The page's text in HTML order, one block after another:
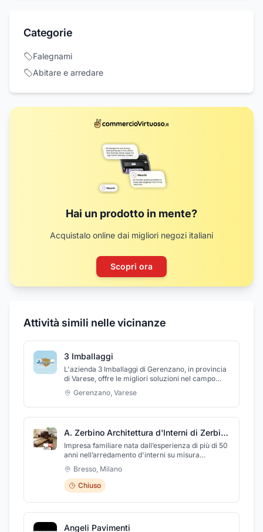
Categorie
Falegnami
Abitare e arredare
Hai un prodotto in mente?
Acquistalo online dai migliori negozi italiani
Scopri ora
Attività simili nelle vicinanze
3 Imballaggi
L'azienda 3 Imballaggi di Gerenzano, in provincia
di Varese, offre le migliori soluzioni nel campo
degli imballaggi in legno. La qualità dei prodotti e
le tempistiche delle consegne sono le
caratteristiche e i punti di forza dell'attività. La
ditta è specializzata in casse di legno, gabbie in
vanta altissimi standard qualitativi di produzione
grazie ad un'elevata competenza ed esperienza.
Gerenzano, Varese
A. Zerbino Architettura d'Interni di Zerbino Alberto
Impresa familiare nata dall’esperienza di più di 50
anni nell’arredamento d'interni su misura
fornendo ai suoi clienti un servizio completo in
ogni aspetto.
Bresso, Milano
Chiuso
Angeli Pavimenti